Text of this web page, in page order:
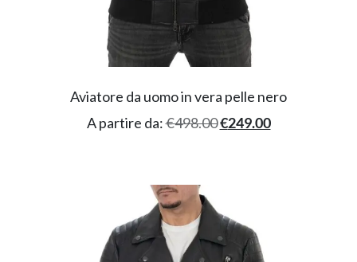
Aviatore da uomo in vera pelle nero
A partire da:€498.00€249.00